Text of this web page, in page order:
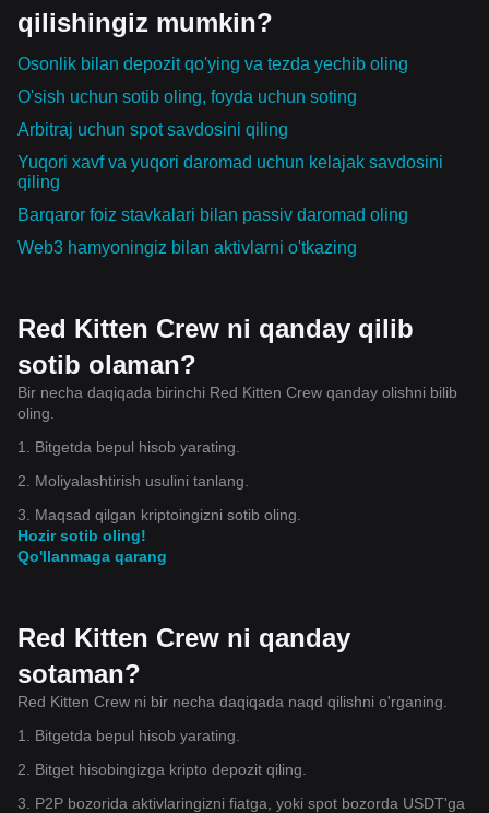
qilishingiz mumkin?
Osonlik bilan depozit qo'ying va tezda yechib oling
O'sish uchun sotib oling, foyda uchun soting
Arbitraj uchun spot savdosini qiling
Yuqori xavf va yuqori daromad uchun kelajak savdosini
qiling
Barqaror foiz stavkalari bilan passiv daromad oling
Web3 hamyoningiz bilan aktivlarni o'tkazing
Red Kitten Crew ni qanday qilib
sotib olaman?
Bir necha daqiqada birinchi Red Kitten Crew qanday olishni bilib
oling.
1. Bitgetda bepul hisob yarating.
2. Moliyalashtirish usulini tanlang.
3. Maqsad qilgan kriptoingizni sotib oling.
Hozir sotib oling!
Qo'llanmaga qarang
Red Kitten Crew ni qanday
sotaman?
Red Kitten Crew ni bir necha daqiqada naqd qilishni o'rganing.
1. Bitgetda bepul hisob yarating.
2. Bitget hisobingizga kripto depozit qiling.
3. P2P bozorida aktivlaringizni fiatga, yoki spot bozorda USDT'ga